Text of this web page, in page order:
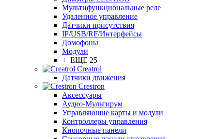
Мультифункциональные реле
Удаленное управление
Датчики присутствия
IP/USB/RF/Интерфейсы
Домофоны
Модули
+ ЕЩЕ 25
Creatrol
Датчики движения
Crestron
Аксессуары
Аудио-Мультирум
Управляющие карты и модули
Контроллеры управления
Кнопочные панели